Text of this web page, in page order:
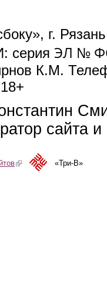
г.
серия ЭЛ №
К.М.
e-mail)
сайта
(link is external)«Три-В»